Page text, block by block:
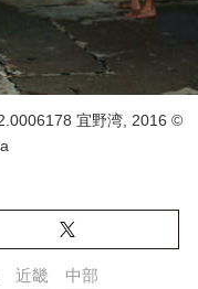
宜野湾, 2016 ©
近畿 中部